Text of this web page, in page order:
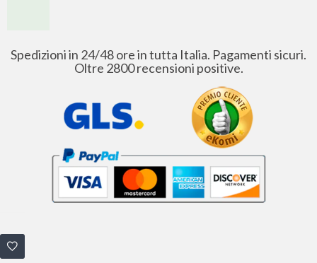
Spedizioni in 24/48 ore in tutta Italia. Pagamenti sicuri.
Oltre 2800 recensioni positive.